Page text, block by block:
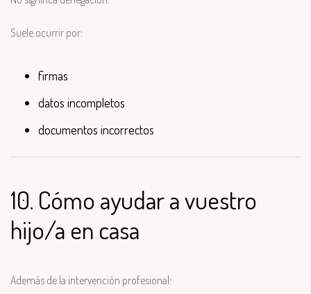
Suele ocurrir por:
firmas
datos incompletos
documentos incorrectos
10. Cómo ayudar a vuestro
hijo/a en casa
Además de la intervención profesional: